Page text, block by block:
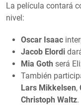
La película contará
nivel:
Oscar Isaac
Jacob Elordi
Mia Goth será
También
Lars Mikkelsen,
Christoph Waltz.